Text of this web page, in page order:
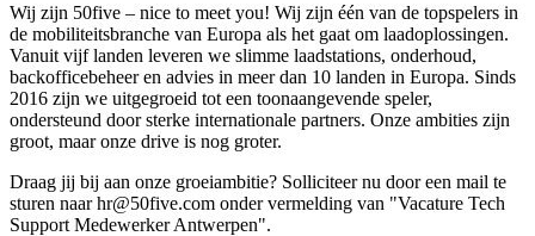
Wij zijn 50five – nice to meet you! Wij zijn één van de topspelers in
de mobiliteitsbranche van Europa als het gaat om laadoplossingen.
Vanuit vijf landen leveren we slimme laadstations, onderhoud,
backofficebeheer en advies in meer dan 10 landen in Europa. Sinds
2016 zijn we uitgegroeid tot een toonaangevende speler,
ondersteund door sterke internationale partners. Onze ambities zijn
groot, maar onze drive is nog groter.
Draag jij bij aan onze groeiambitie? Solliciteer nu door een mail te
sturen naar hr@50five.com onder vermelding van "Vacature Tech
Support Medewerker Antwerpen".